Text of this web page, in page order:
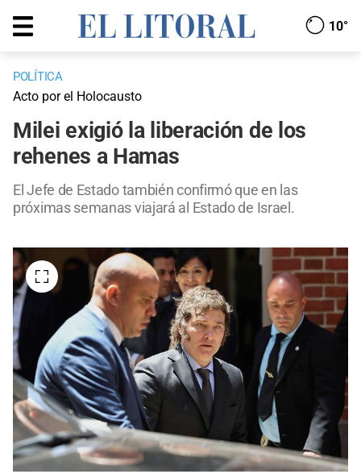
10°
POLÍTICA
Acto por el Holocausto
Milei exigió la liberación de los
rehenes a Hamas
El Jefe de Estado también confirmó que en las
próximas semanas viajará al Estado de Israel.